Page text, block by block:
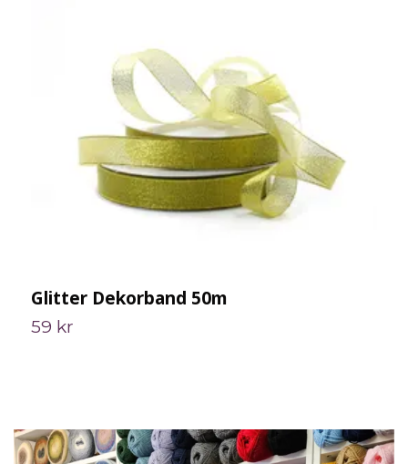
Glitter Dekorband 50m
59 kr